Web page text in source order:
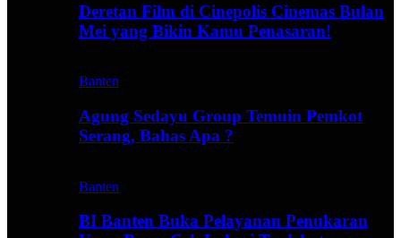
Deretan Film di Cinepolis Cinemas Bulan
Mei yang Bikin Kamu Penasaran!
Banten
Agung Sedayu Group Temuin Pemkot
Serang, Bahas Apa ?
Banten
BI Banten Buka Pelayanan Penukaran